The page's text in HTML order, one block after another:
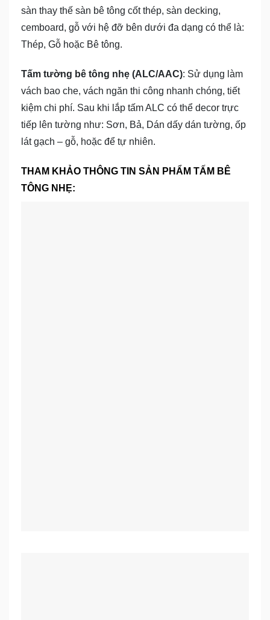
sàn thay thế sàn bê tông cốt thép, sàn decking,
cemboard, gỗ với hệ đỡ bên dưới đa dạng có thể là:
Thép, Gỗ hoặc Bê tông.
Tấm tường bê tông nhẹ (ALC/AAC): Sử dụng làm
vách bao che, vách ngăn thi công nhanh chóng, tiết
kiệm chi phí. Sau khi lắp tấm ALC có thể decor trực
tiếp lên tường như: Sơn, Bả, Dán dấy dán tường, ốp
lát gạch – gỗ, hoặc để tự nhiên.
THAM KHẢO THÔNG TIN SẢN PHẨM TẤM BÊ
TÔNG NHẸ: